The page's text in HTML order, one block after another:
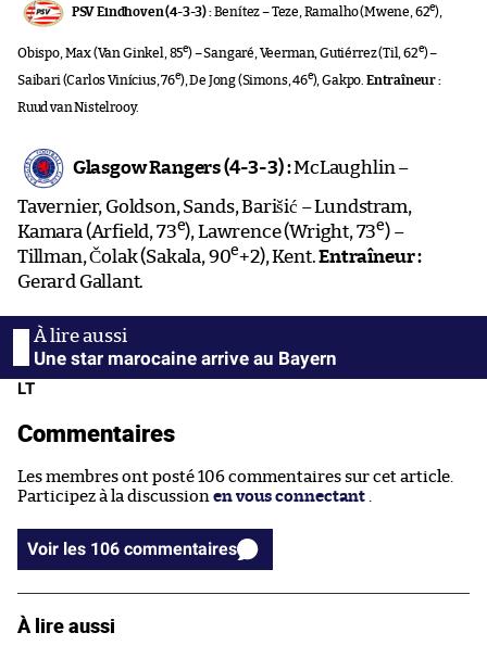
PSV Eindhoven (4-3-3) :Benítez – Teze, Ramalho (Mwene, 62e),
Obispo, Max (Van Ginkel, 85e) – Sangaré, Veerman, Gutiérrez (Til, 62e) –
Saibari (Carlos Vinícius, 76e), De Jong (Simons, 46e), Gakpo. Entraîneur :
Ruud van Nistelrooy.
Glasgow Rangers (4-3-3) :McLaughlin –
Tavernier, Goldson, Sands, Barišić – Lundstram,
Kamara (Arfield, 73e), Lawrence (Wright, 73e) –
Tillman, Čolak (Sakala, 90e+2), Kent.Entraîneur :
Gerard Gallant.
Une star marocaine arrive au Bayern
LT
Commentaires
Les membres ont posté 106 commentaires sur cet article.
Participez à la discussion en vous connectant
Voir les 106 commentaires
À lire aussi